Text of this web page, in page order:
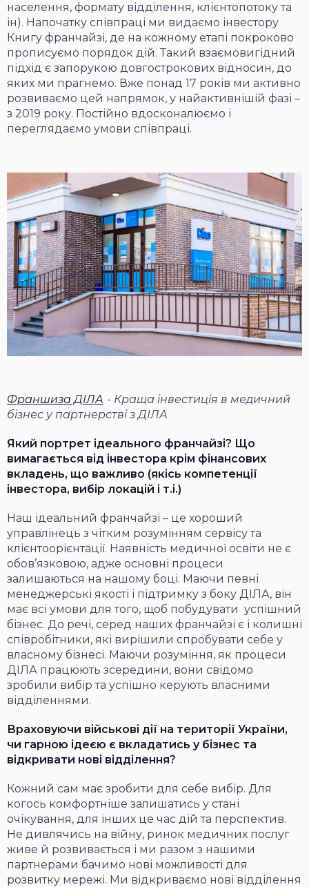
населення, формату відділення, клієнтопотоку та
ін). Напочатку співпраці ми видаємо інвестору
Книгу франчайзі, де на кожному етапі покроково
прописуємо порядок дій. Такий взаємовигідний
підхід є запорукою довгострокових відносин, до
яких ми прагнемо. Вже понад 17 років ми активно
розвиваємо цей напрямок, у найактивнішій фазі –
з 2019 року. Постійно вдосконалюємо і
переглядаємо умови співпраці.
Франшиза ДІЛА - Краща інвестиція в медичний
бізнес у партнерстві з ДІЛА
Який портрет ідеального франчайзі? Що
вимагається від інвестора крім фінансових
вкладень, що важливо (якісь компетенції
інвестора, вибір локацій і т.і.)
Наш ідеальний франчайзі – це хороший
управлінець з чітким розумінням сервісу та
клієнтоорієнтації. Наявність медичної освіти не є
обов’язковою, адже основні процеси
залишаються на нашому боці. Маючи певні
менеджерські якості і підтримку з боку ДІЛА, він
має всі умови для того, щоб побудувати успішний
бізнес. До речі, серед наших франчайзі є і колишні
співробітники, які вирішили спробувати себе у
власному бізнесі. Маючи розуміння, як процеси
ДІЛА працюють зсередини, вони свідомо
зробили вибір та успішно керують власними
відділеннями.
Враховуючи військові дії на території України,
чи гарною ідеєю є вкладатись у бізнес та
відкривати нові відділення?
Кожний сам має зробити для себе вибір. Для
когось комфортніше залишатись у стані
очікування, для інших це час дій та перспектив.
Не дивлячись на війну, ринок медичних послуг
живе й розвивається і ми разом з нашими
партнерами бачимо нові можливості для
розвитку мережі. Ми відкриваємо нові відділення